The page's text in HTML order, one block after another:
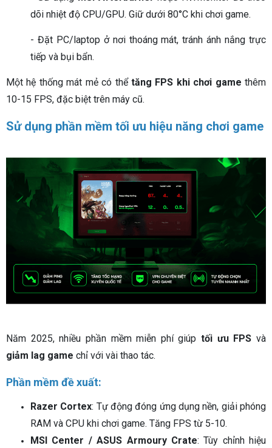
dõi nhiệt độ CPU/GPU. Giữ dưới 80°C khi chơi game.
- Đặt PC/laptop ở nơi thoáng mát, tránh ánh nắng trực
tiếp và bụi bẩn.
Một hệ thống mát mẻ có thể tăng FPS khi chơi game thêm
10-15 FPS, đặc biệt trên máy cũ.
Sử dụng phần mềm tối ưu hiệu năng chơi game
Năm 2025, nhiều phần mềm miễn phí giúptối ưu FPS và
giảm lag game chỉ với vài thao tác.
Phần mềm đề xuất:
Razer Cortex: Tự động đóng ứng dụng nền, giải phóng
RAM và CPU khi chơi game. Tăng FPS từ 5-10.
MSI Center / ASUS Armoury Crate: Tùy chỉnh hiệu